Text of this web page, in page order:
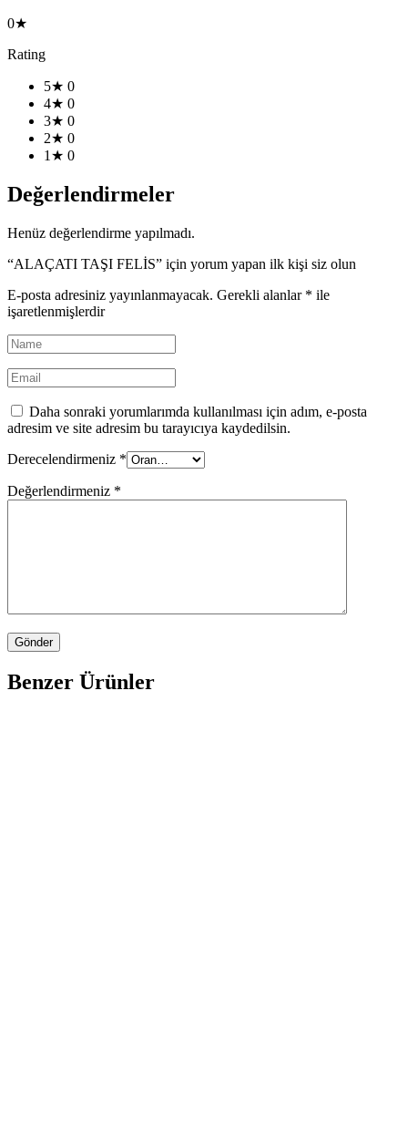
0★
Rating
5★ 0
4★ 0
3★ 0
2★ 0
1★ 0
Değerlendirmeler
Henüz değerlendirme yapılmadı.
“ALAÇATI TAŞI FELİS” için yorum yapan ilk kişi siz olun
E-posta adresiniz yayınlanmayacak. Gerekli alanlar * ile
işaretlenmişlerdir
Daha sonraki yorumlarımda kullanılması için adım, e-posta
adresim ve site adresim bu tarayıcıya kaydedilsin.
Derecelendirmeniz *
Değerlendirmeniz *
Benzer Ürünler